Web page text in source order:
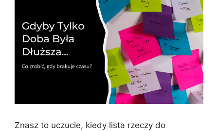
Znasz to uczucie, kiedy lista rzeczy do